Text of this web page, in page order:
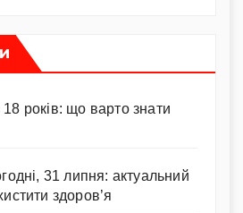
років: що варто знати
31 липня: актуальний
здоров’я